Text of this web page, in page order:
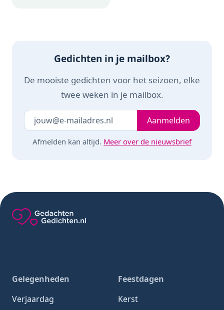
Gedichten in je mailbox?
De mooiste gedichten voor het seizoen, elke
twee weken in je mailbox.
Laat dit veld leeg Je e-mailadresAanmelden
Afmelden kan altijd. Meer over de nieuwsbrief
Gelegenheden
Verjaardag
Feestdagen
Kerst